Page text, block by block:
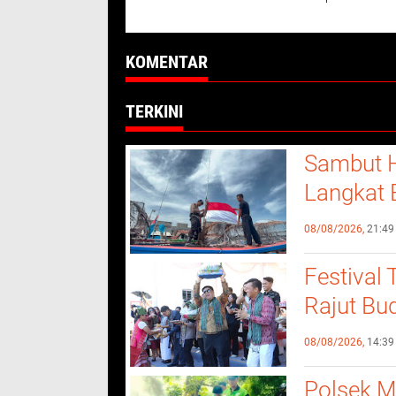
KOMENTAR
TERKINI
Sambut
Langkat
Nelayan
08/08/2026, 21:49
Festival
Rajut
08/08/2026, 14:39
Polsek